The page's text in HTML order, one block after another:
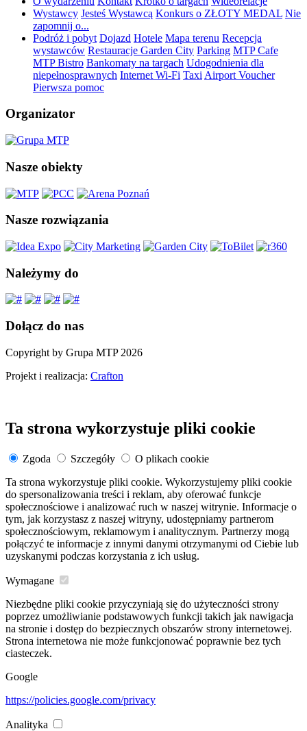
Wystawcy Jesteś Wystawcą Konkurs o ZŁOTY MEDAL Nie
zapomnij o...
Podróż i pobyt Dojazd Hotele Mapa terenu Recepcja
wystawców Restauracje Garden City Parking MTP Cafe
MTP Bistro Bankomaty na targach Udogodnienia dla
niepełnosprawnych Internet Wi-Fi Taxi Airport Voucher
Pierwsza pomoc
Organizator
Nasze obiekty
Nasze rozwiązania
Należymy do
Dołącz do nas
Copyright by Grupa MTP 2026
Projekt i realizacja: Crafton
Ta strona wykorzystuje pliki cookie
Zgoda Szczegóły
O plikach cookie
Ta strona wykorzystuje pliki cookie. Wykorzystujemy pliki cookie
do spersonalizowania treści i reklam, aby oferować funkcje
społecznościowe i analizować ruch w naszej witrynie. Informacje o
tym, jak korzystasz z naszej witryny, udostępniamy partnerom
społecznościowym, reklamowym i analitycznym. Partnerzy mogą
połączyć te informacje z innymi danymi otrzymanymi od Ciebie lub
uzyskanymi podczas korzystania z ich usług.
Wymagane
Niezbędne pliki cookie przyczyniają się do użyteczności strony
poprzez umożliwianie podstawowych funkcji takich jak nawigacja
na stronie i dostęp do bezpiecznych obszarów strony internetowej.
Strona internetowa nie może funkcjonować poprawnie bez tych
ciasteczek.
Google
https://policies.google.com/privacy
Analityka